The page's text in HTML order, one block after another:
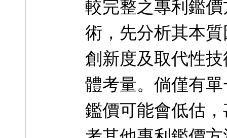
較完整之專利鑑
術，先分析其本
創新度及取代性
體考量。倘僅有
鑑價可能會低估